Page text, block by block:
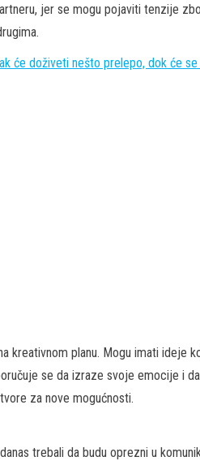
jer se mogu pojaviti tenzije
će doživeti nešto prelepo, dok će
kreativnom planu. Mogu imati ideje
se da izraze svoje emocije i
za nove mogućnosti.
trebali da budu oprezni u